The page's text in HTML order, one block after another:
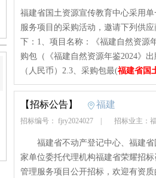
福建省国土资源宣传教育中心采用
服务项目的采购活动，邀请下列供
下：1、项目名称：《福建自然资源
购包（《福建自然资源年鉴2024》
（人民币）2.3、采购包最(福建省国
【招标公告】 福建
招标编号： fjry2024027 招标业主：
福建省不动产登记中心、福建省
家单位委托代理机构福建省荣耀招
管理服务项目公开招标，欢迎有